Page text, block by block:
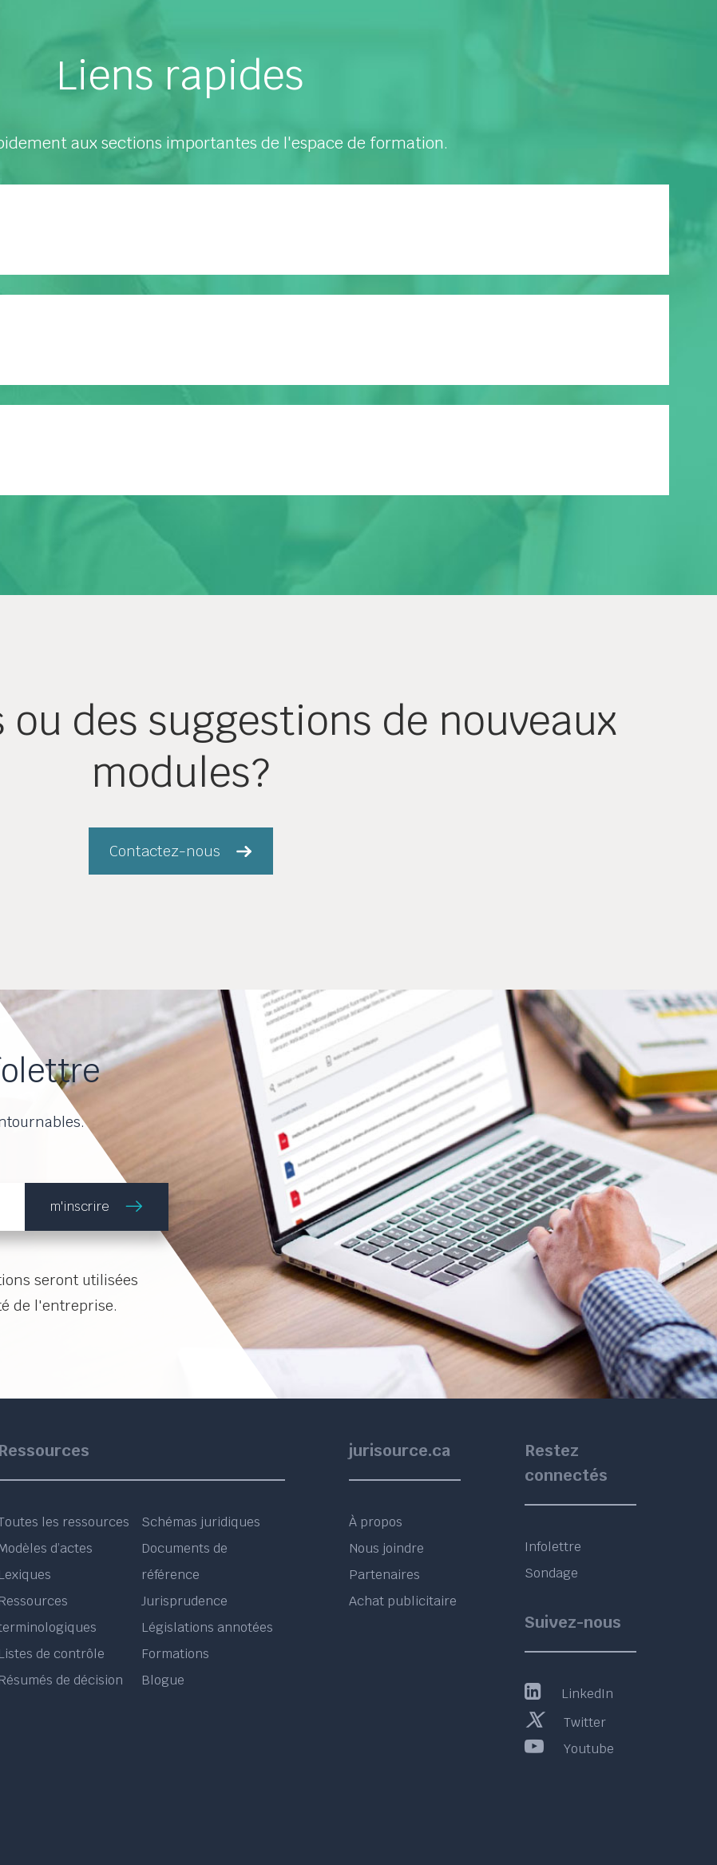
Liens rapides
aux sections importantes de l'espace de formation.
ou des suggestions de nouveaux
modules?
Contactez-nous
m'inscrire
seront utilisées
de l'entreprise.
Ressources
les ressources
d’actes
Lexiques
Ressources
Listes de contrôle
Résumés de décision
Schémas juridiques
Documents de
référence
Jurisprudence
Législations annotées
Formations
Blogue
jurisource.ca
À propos
Nous joindre
Partenaires
Achat publicitaire
Restez
connectés
Infolettre
Sondage
Suivez-nous
LinkedIn
Twitter
Youtube